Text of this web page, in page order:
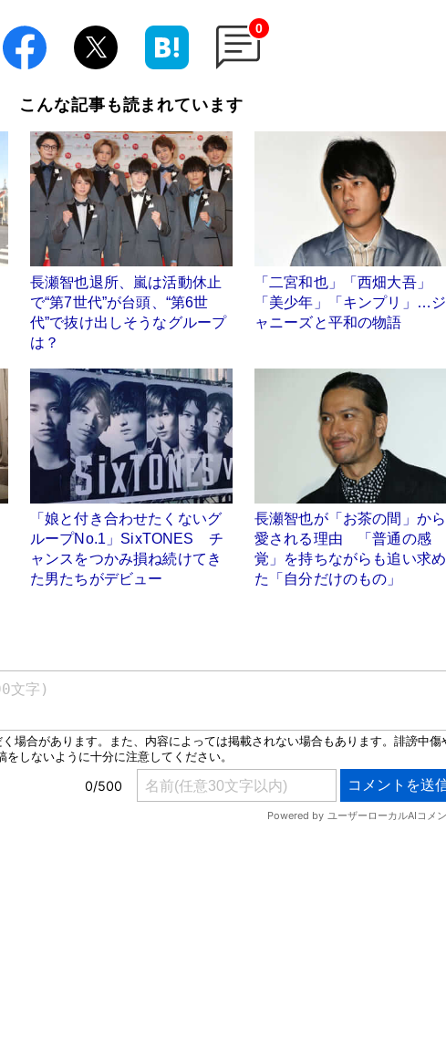
0
こんな記事も読まれています
長瀬智也退所、嵐は活動休止
で“第7世代”が台頭、“第6世
代”で抜け出しそうなグループ
は？
「二宮和也」「西畑大吾」
「美少年」「キンプリ」…ジ
ャニーズと平和の物語
「娘と付き合わせたくないグ
ループNo.1」SixTONES チ
ャンスをつかみ損ね続けてき
た男たちがデビュー
長瀬智也が「お茶の間」から
愛される理由 「普通の感
覚」を持ちながらも追い求め
た「自分だけのもの」